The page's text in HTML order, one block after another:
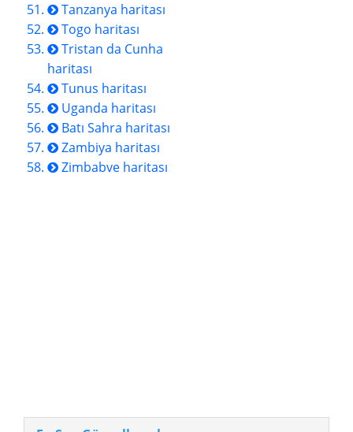
Tanzanya haritası
Togo haritası
Tristan da Cunha
haritası
Tunus haritası
Uganda haritası
Batı Sahra haritası
Zambiya haritası
Zimbabve haritası